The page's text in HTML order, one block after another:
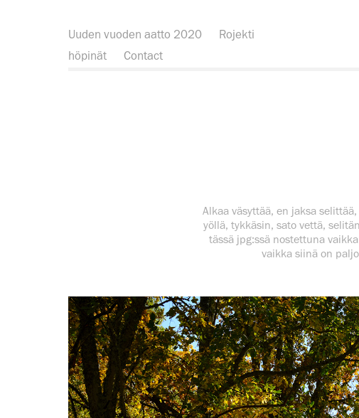
Uuden vuoden aatto 2020
Rojekti
höpinät
Contact
Alkaa väsyttää, en jaksa
yöllä, tykkäsin, sato vettä,
tässä jpg:ssä nostettuna
vaikka siinä on